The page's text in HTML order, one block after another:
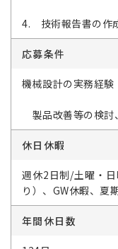
4. 技術報告書の
応募条件
機械設計の実務経験
製品改善等の検討
休日休暇
週休2日制/土曜・
り）、GW休暇、夏
年間休日数